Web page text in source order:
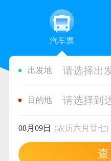
汽车票
出发地 请选择出
目的地 请选择到
08月09日 (农历六月廿七)